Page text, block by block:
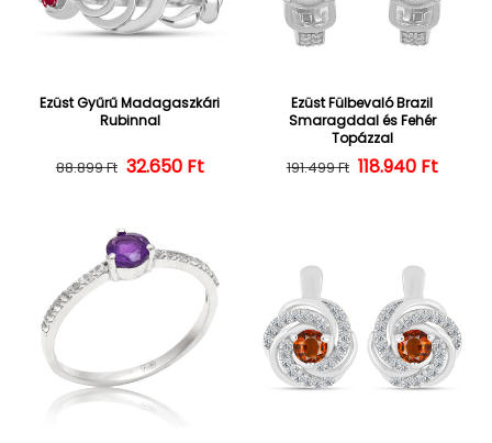
Ezüst Gyűrű Madagaszkári
Rubinnal
Normál ár
88.899 Ft Kedvezményes ár
32.650 Ft
Ezüst Fülbevaló Brazil
Smaragddal és Fehér
Topázzal
Normál ár
191.499 Ft 118.940 Ft